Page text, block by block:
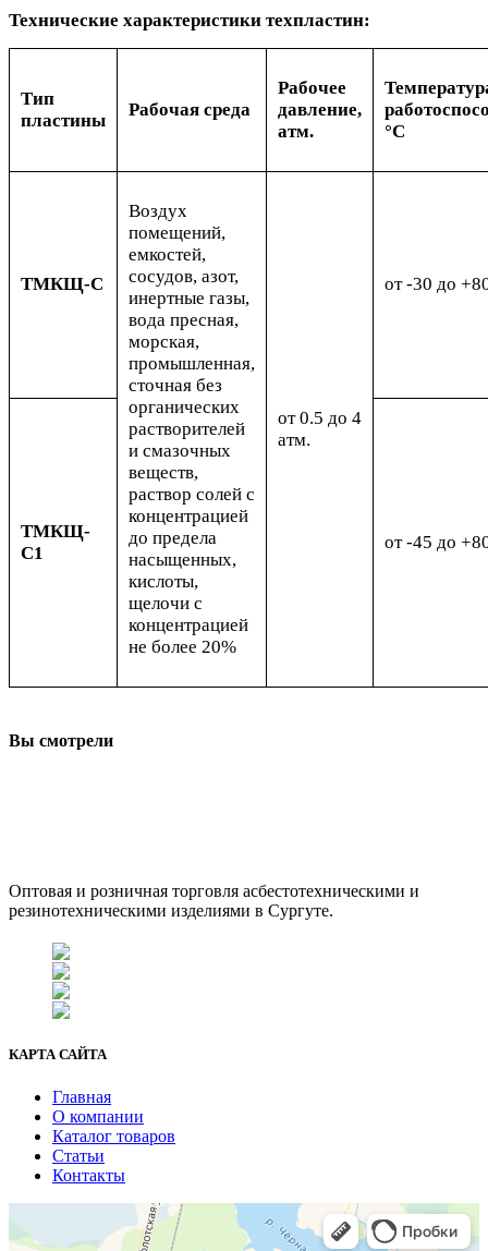
Технические характеристики техпластин:
Тип
пластины
Рабочая среда
Рабочее
давление,
атм.
°С
ТМКЩ-С
Воздух
помещений,
емкостей,
сосудов, азот,
инертные газы,
вода пресная,
морская,
промышленная,
сточная без
органических
растворителей
и смазочных
веществ,
раствор солей с
концентрацией
до предела
насыщенных,
кислоты,
щелочи с
концентрацией
не более 20%
от 0.5 до 4
атм.
от -30 до
ТМКЩ-
С1
от -45 до
Вы смотрели
Оптовая и розничная торговля асбестотехническими и
резинотехническими изделиями в Сургуте.
КАРТА САЙТА
Главная
О компании
Каталог товаров
Статьи
Контакты